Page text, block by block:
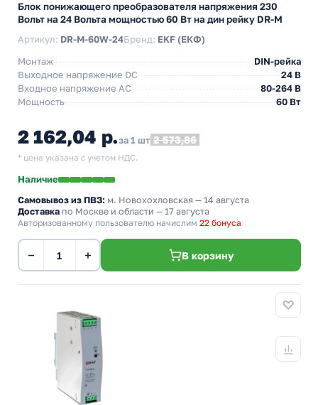
Блок понижающего преобразователя напряжения 230
Вольт на 24 Вольта мощностью 60 Вт на дин рейку DR-M
Артикул: DR-M-60W-24Бренд: EKF (ЕКФ)
Монтаж
DIN-рейка
Выходное напряжение DC
24 В
Входное напряжение AC
80-264 В
Мощность
60 Вт
2 162,04 р.за 1 шт 2 573,86
* цена указана с учетом НДС.
Наличие
Самовывоз из ПВЗ: м. Новохохловская — 14 августа
Доставка по Москве и области — 17 августа
Авторизованному пользователю начислим 22 бонуса
− + В корзину